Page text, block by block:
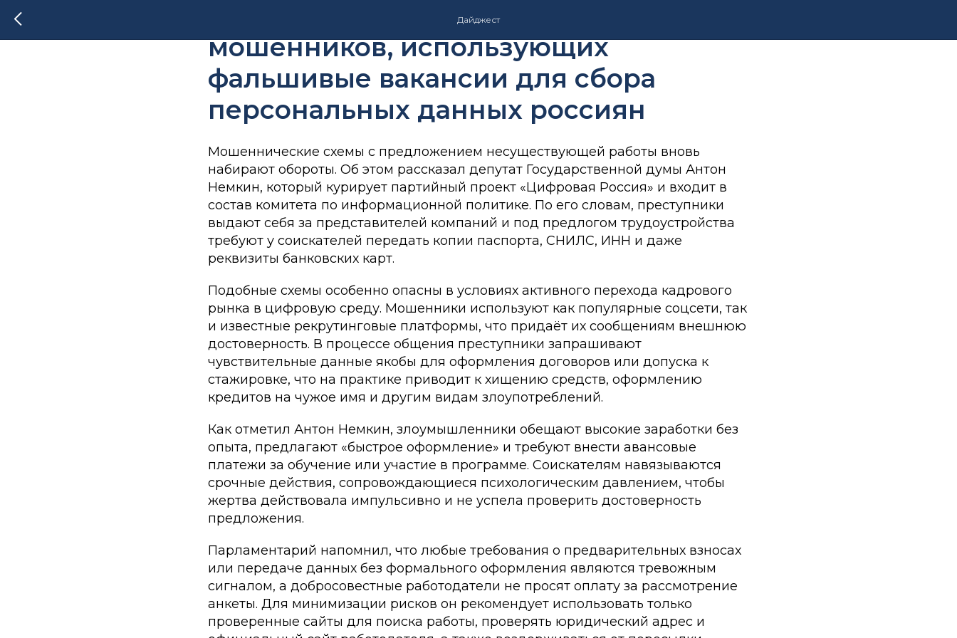
Дайджест
В Госдуме сообщили об активизации
мошенников, использующих
фальшивые вакансии для сбора
персональных данных россиян
Мошеннические схемы с предложением несуществующей работы вновь
набирают обороты. Об этом рассказал депутат Государственной думы Антон
Немкин, который курирует партийный проект «Цифровая Россия» и входит в
состав комитета по информационной политике. По его словам, преступники
выдают себя за представителей компаний и под предлогом трудоустройства
требуют у соискателей передать копии паспорта, СНИЛС, ИНН и даже
реквизиты банковских карт.
Подобные схемы особенно опасны в условиях активного перехода кадрового
рынка в цифровую среду. Мошенники используют как популярные соцсети, так
и известные рекрутинговые платформы, что придаёт их сообщениям внешнюю
достоверность. В процессе общения преступники запрашивают
чувствительные данные якобы для оформления договоров или допуска к
стажировке, что на практике приводит к хищению средств, оформлению
кредитов на чужое имя и другим видам злоупотреблений.
Как отметил Антон Немкин, злоумышленники обещают высокие заработки без
опыта, предлагают «быстрое оформление» и требуют внести авансовые
платежи за обучение или участие в программе. Соискателям навязываются
срочные действия, сопровождающиеся психологическим давлением, чтобы
жертва действовала импульсивно и не успела проверить достоверность
предложения.
Парламентарий напомнил, что любые требования о предварительных взносах
или передаче данных без формального оформления являются тревожным
сигналом, а добросовестные работодатели не просят оплату за рассмотрение
анкеты. Для минимизации рисков он рекомендует использовать только
проверенные сайты для поиска работы, проверять юридический адрес и